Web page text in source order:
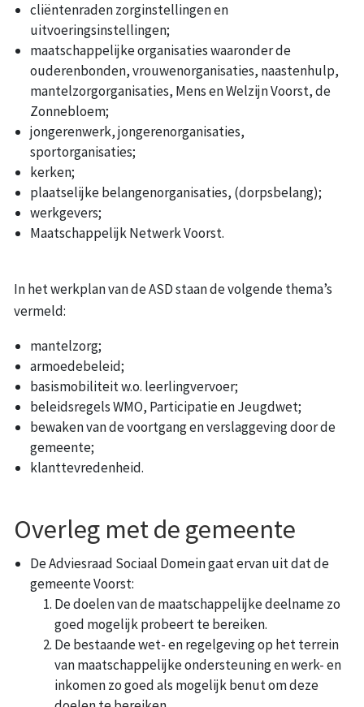
cliëntenraden zorginstellingen en
uitvoeringsinstellingen;
maatschappelijke organisaties waaronder de
ouderenbonden, vrouwenorganisaties, naastenhulp,
mantelzorgorganisaties, Mens en Welzijn Voorst, de
Zonnebloem;
jongerenwerk, jongerenorganisaties,
sportorganisaties;
kerken;
plaatselijke belangenorganisaties, (dorpsbelang);
werkgevers;
Maatschappelijk Netwerk Voorst.
In het werkplan van de ASD staan de volgende thema’s
vermeld:
mantelzorg;
armoedebeleid;
basismobiliteit w.o. leerlingvervoer;
beleidsregels WMO, Participatie en Jeugdwet;
bewaken van de voortgang en verslaggeving door de
gemeente;
klanttevredenheid.
Overleg met de gemeente
De Adviesraad Sociaal Domein gaat ervan uit dat de
gemeente Voorst:
De doelen van de maatschappelijke deelname zo
goed mogelijk probeert te bereiken.
De bestaande wet- en regelgeving op het terrein
van maatschappelijke ondersteuning en werk- en
inkomen zo goed als mogelijk benut om deze